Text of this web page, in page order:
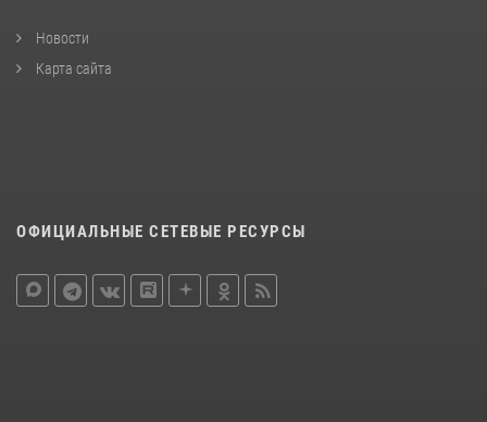
Новости
Карта сайта
ОФИЦИАЛЬНЫЕ СЕТЕВЫЕ РЕСУРСЫ